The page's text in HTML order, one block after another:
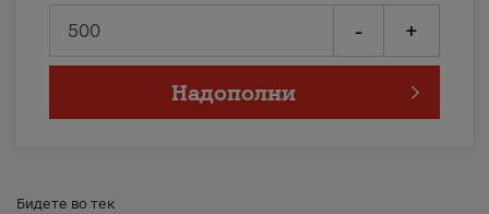
- +
Надополни
Бидете во тек